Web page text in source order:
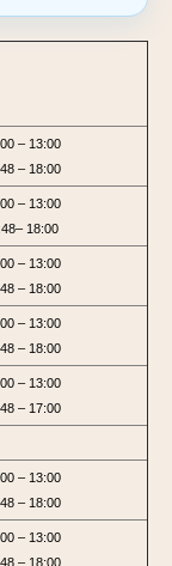
– 13:00
– 18:00
– 13:00
18:00
– 13:00
– 18:00
– 13:00
– 18:00
– 13:00
– 17:00
– 13:00
– 18:00
– 13:00
– 18:00